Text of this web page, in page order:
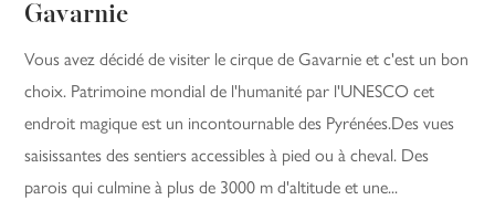
Gavarnie
Vous avez décidé de visiter le cirque de Gavarnie et c'est un bon
choix. Patrimoine mondial de l'humanité par l'UNESCO cet
endroit magique est un incontournable des Pyrénées.Des vues
saisissantes des sentiers accessibles à pied ou à cheval. Des
parois qui culmine à plus de 3000 m d'altitude et une...